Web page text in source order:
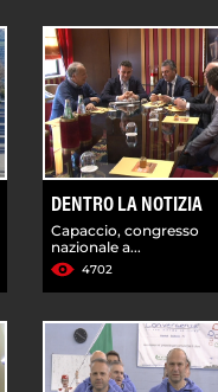
DENTRO LA NOTIZIA
Capaccio, congresso
nazionale a...
4702